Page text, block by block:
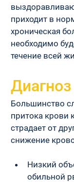
приходит в
хроническая
необходимо
течение всей
Диагноз
Большинство
притока крови
страдает от
снижение
Низкий
обильной